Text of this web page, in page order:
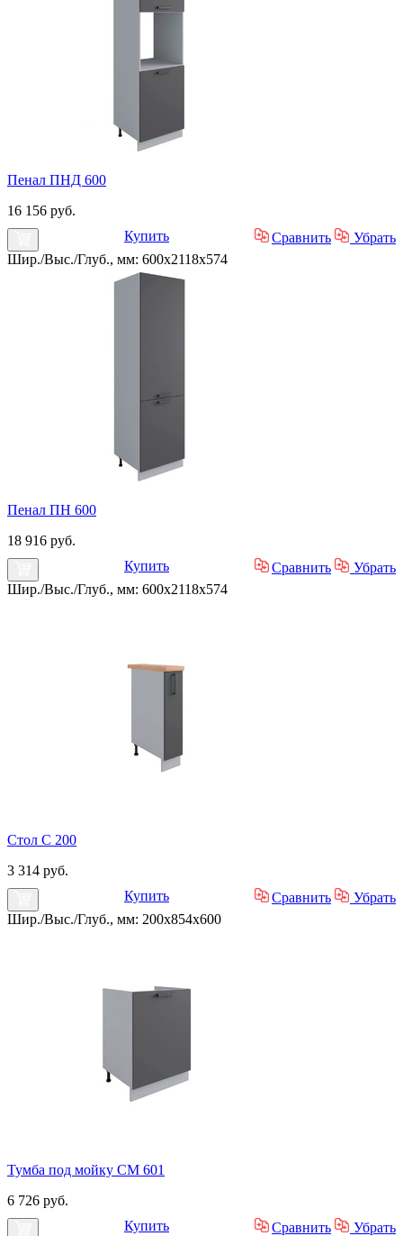
Пенал ПНД 600
16 156 руб.
Купить
Сравнить
Убрать
Шир./Выс./Глуб., мм: 600x2118x574
Пенал ПН 600
18 916 руб.
Купить
Сравнить
Убрать
Шир./Выс./Глуб., мм: 600x2118x574
Стол С 200
3 314 руб.
Купить
Сравнить
Убрать
Шир./Выс./Глуб., мм: 200x854x600
Тумба под мойку СМ 601
6 726 руб.
Купить
Сравнить Убрать